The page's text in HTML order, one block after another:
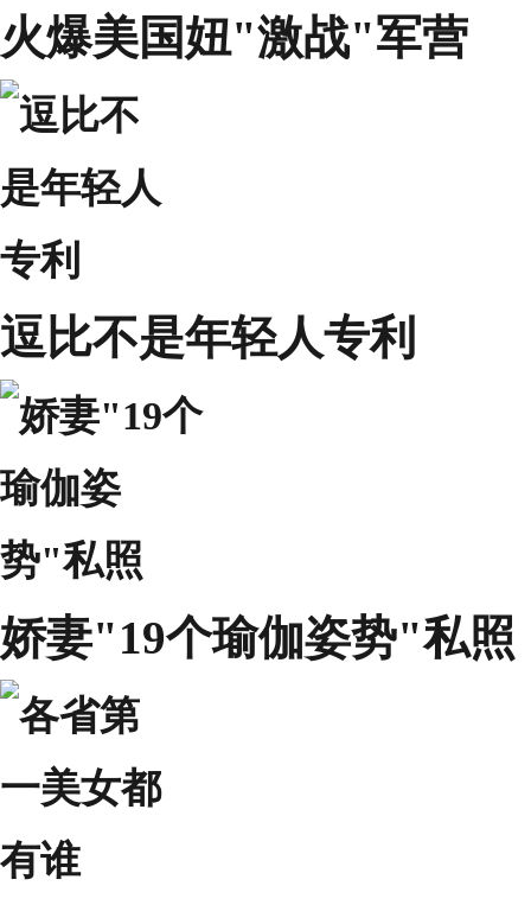
火爆美国妞"激战"军营
逗比不是年轻人专利
娇妻"19个瑜伽姿势"私照